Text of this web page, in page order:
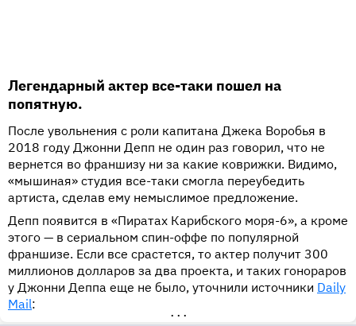
Легендарный актер все-таки пошел на
попятную.
После увольнения с роли капитана Джека Воробья в
2018 году Джонни Депп не один раз говорил, что не
вернется во франшизу ни за какие коврижки. Видимо,
«мышиная» студия все-таки смогла переубедить
артиста, сделав ему немыслимое предложение.
Депп появится в «Пиратах Карибского моря-6», а кроме
этого — в сериальном спин-оффе по популярной
франшизе. Если все срастется, то актер получит 300
миллионов долларов за два проекта, и таких гонораров
у Джонни Деппа еще не было, уточнили источники Daily
Mail:
•••